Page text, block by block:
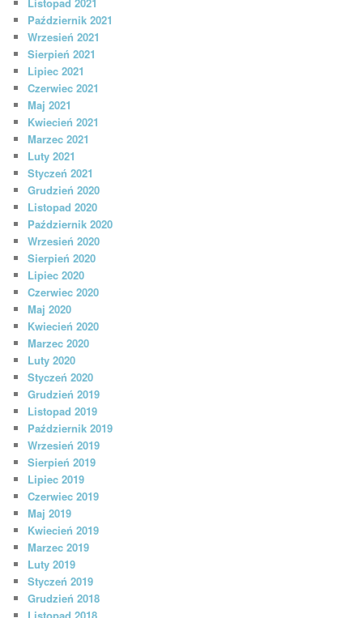
Październik 2021
Wrzesień 2021
Sierpień 2021
Lipiec 2021
Czerwiec 2021
Maj 2021
Kwiecień 2021
Marzec 2021
Luty 2021
Styczeń 2021
Grudzień 2020
Listopad 2020
Październik 2020
Wrzesień 2020
Sierpień 2020
Lipiec 2020
Czerwiec 2020
Maj 2020
Kwiecień 2020
Marzec 2020
Luty 2020
Styczeń 2020
Grudzień 2019
Listopad 2019
Październik 2019
Wrzesień 2019
Sierpień 2019
Lipiec 2019
Czerwiec 2019
Maj 2019
Kwiecień 2019
Marzec 2019
Luty 2019
Styczeń 2019
Grudzień 2018
Listopad 2018